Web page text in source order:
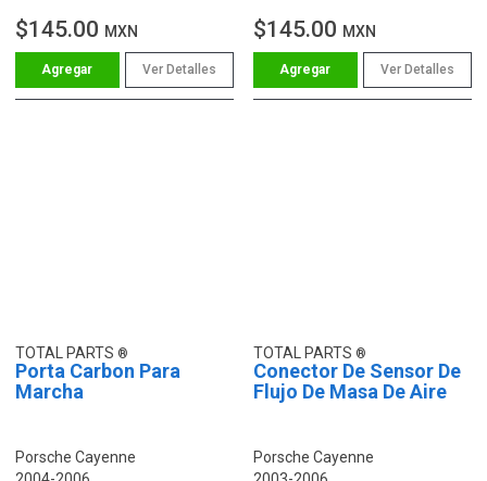
$145.00 MXN
Ver Detalles
$145.00 MXN
Ver Detalles
TOTAL PARTS
Porta Carbon Para
Marcha
Porsche Cayenne
TOTAL PARTS
Conector De Sensor De
Flujo De Masa De Aire
Porsche Cayenne